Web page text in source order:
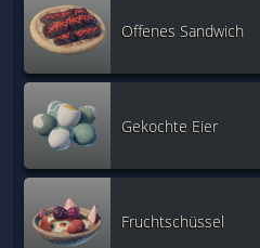
Offenes Sandwich
Gekochte Eier
Fruchtschüssel